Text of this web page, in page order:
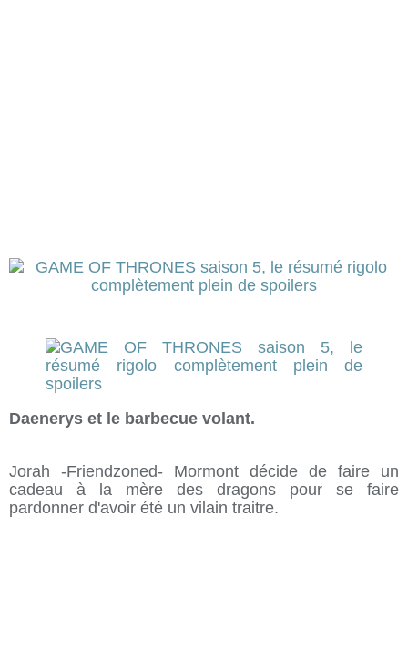
Daenerys et le barbecue volant.
Jorah -Friendzoned- Mormont décide de faire un
cadeau à la mère des dragons pour se faire
pardonner d'avoir été un vilain traitre.